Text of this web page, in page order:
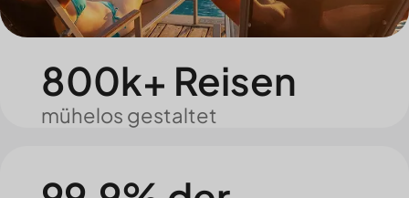
800k+ Reisen
mühelos gestaltet